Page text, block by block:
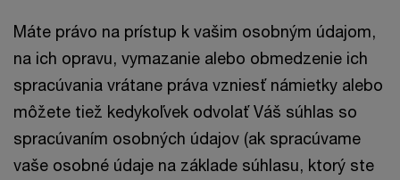
Máte právo na prístup k vašim osobným údajom,
na ich opravu, vymazanie alebo obmedzenie ich
spracúvania vrátane práva vzniesť námietky alebo
môžete tiež kedykoľvek odvolať Váš súhlas so
spracúvaním osobných údajov (ak spracúvame
vaše osobné údaje na základe súhlasu, ktorý ste